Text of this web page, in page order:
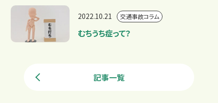
2022.10.21 交通事故コラム
むちうち症って？
記事一覧